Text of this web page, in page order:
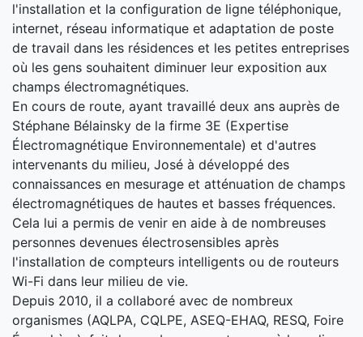
l'installation et la configuration de ligne téléphonique,
internet, réseau informatique et adaptation de poste
de travail dans les résidences et les petites entreprises
où les gens souhaitent diminuer leur exposition aux
champs électromagnétiques.
En cours de route, ayant travaillé deux ans auprès de
Stéphane Bélainsky de la firme 3E (Expertise
Électromagnétique Environnementale) et d'autres
intervenants du milieu, José à développé des
connaissances en mesurage et atténuation de champs
électromagnétiques de hautes et basses fréquences.
Cela lui a permis de venir en aide à de nombreuses
personnes devenues électrosensibles après
l'installation de compteurs intelligents ou de routeurs
Wi-Fi dans leur milieu de vie.
Depuis 2010, il a collaboré avec de nombreux
organismes (AQLPA, CQLPE, ASEQ-EHAQ, RESQ, Foire